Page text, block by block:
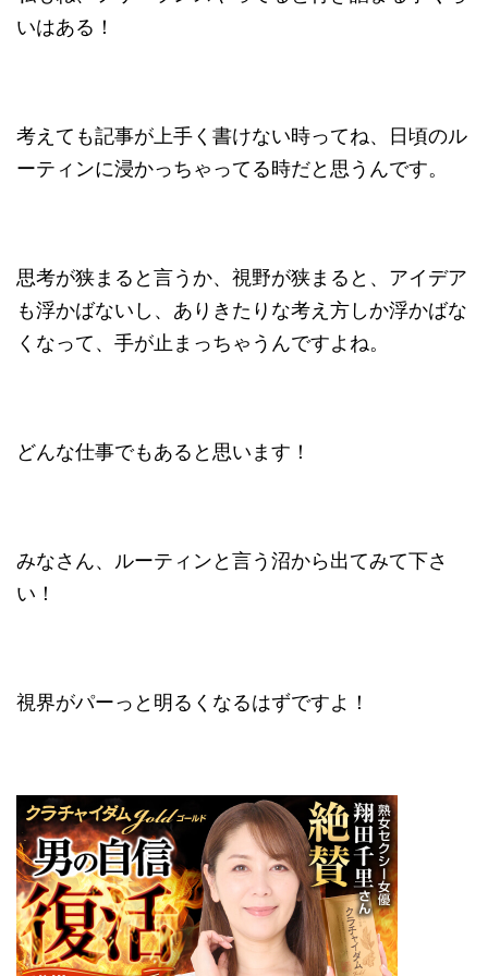
いはある！
考えても記事が上手く書けない時ってね、日頃のル
ーティンに浸かっちゃってる時だと思うんです。
思考が狭まると言うか、視野が狭まると、アイデア
も浮かばないし、ありきたりな考え方しか浮かばな
くなって、手が止まっちゃうんですよね。
どんな仕事でもあると思います！
みなさん、ルーティンと言う沼から出てみて下さ
い！
視界がパーっと明るくなるはずですよ！